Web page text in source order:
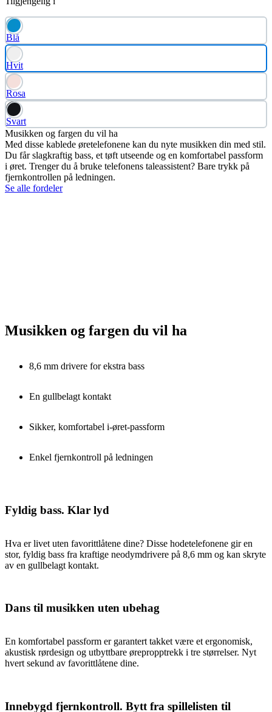
Blå
Hvit
Rosa
Svart
Musikken og fargen du vil ha
Med disse kablede øretelefonene kan du nyte musikken din med stil.
Du får slagkraftig bass, et tøft utseende og en komfortabel passform
i øret. Trenger du å bruke telefonens taleassistent? Bare trykk på
fjernkontrollen på ledningen.
Se alle fordeler
Musikken og fargen du vil ha
8,6 mm drivere for ekstra bass
En gullbelagt kontakt
Sikker, komfortabel i-øret-passform
Enkel fjernkontroll på ledningen
Fyldig bass. Klar lyd
Hva er livet uten favorittlåtene dine? Disse hodetelefonene gir en
stor, fyldig bass fra kraftige neodymdrivere på 8,6 mm og kan skryte
av en gullbelagt kontakt.
Dans til musikken uten ubehag
En komfortabel passform er garantert takket være et ergonomisk,
akustisk rørdesign og utbyttbare ørepropptrekk i tre størrelser. Nyt
hvert sekund av favorittlåtene dine.
Innebygd fjernkontroll. Bytt fra spillelisten til